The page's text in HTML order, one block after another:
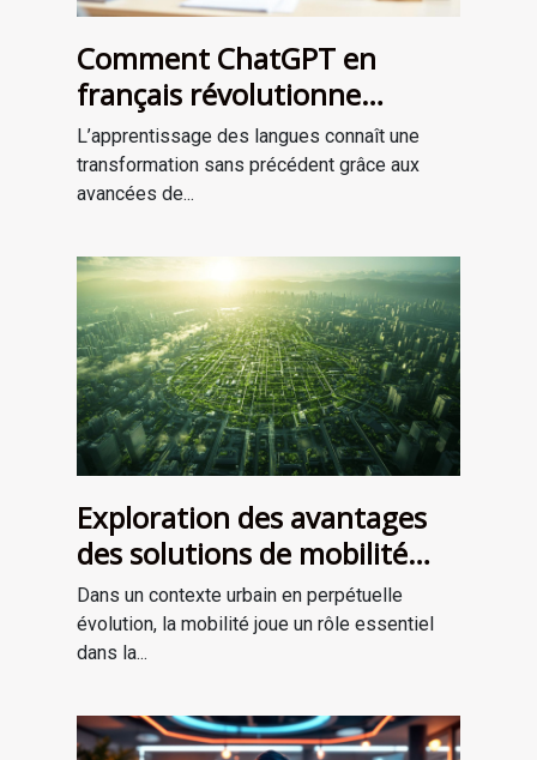
Comment ChatGPT en
français révolutionne
l'apprentissage des langues
L’apprentissage des langues connaît une
transformation sans précédent grâce aux
avancées de...
Exploration des avantages
des solutions de mobilité
intégrée en milieu urbain
Dans un contexte urbain en perpétuelle
évolution, la mobilité joue un rôle essentiel
dans la...